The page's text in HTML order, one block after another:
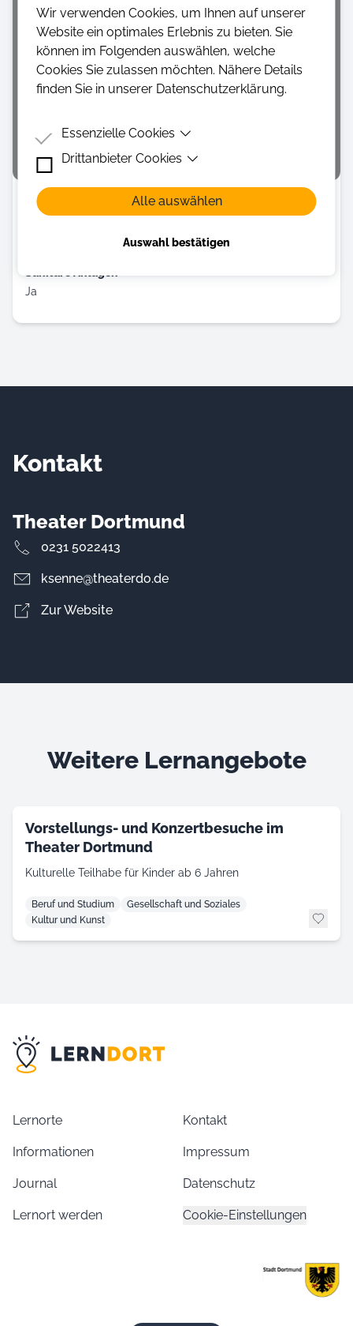
Da Videos über Vimeo oder YouTube
eingebunden werden, müssen dafür die Cookies
akzeptiert werden.
Altersgruppe
Jahrgangsstufen 1-4Jahrgangsstufen 5–7
Jahrgangsstufen 8–10
Dauer
Teilnehmerzahl
Kostenloses Angebot
Ja
Kontakt
Theater Dortmund
0231 5022413
ksenne@theaterdo.de
Zur Website
Weitere Lernangebote
Vorstellungs- und Konzertbesuche im
Theater Dortmund
Kulturelle Teilhabe für Kinder ab 6 Jahren
Beruf und Studium
Gesellschaft und Soziales
Kultur und Kunst
Lernorte
Informationen
Journal
Lernort werden
Kontakt
Impressum
Datenschutz
Cookie-Einstellungen
Wir verwenden Cookies, um Ihnen auf unserer
Website ein optimales Erlebnis zu bieten. Sie
können im Folgenden auswählen, welche
Cookies Sie zulassen möchten. Nähere Details
finden Sie in unserer Datenschutzerklärung.
Essenzielle Cookies
Essenzielle Cookies sind Cookies, welche für die
Drittanbieter Cookies
Drittanbieter Cookies sind Cookies, die
Drittanbieter-Software setzen, um Funktionen wie
Youtube oder Vimeo Videos zu ermöglichen.
Alle auswählen
Auswahl bestätigen